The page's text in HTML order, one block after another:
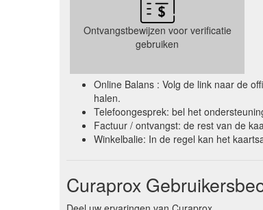
Ontvangstbewijzen voor verificatie
gebruiken
Online Balans : Volg de link naar de
halen.
Telefoongesprek: bel het
Factuur / ontvangst: de rest van de
Winkelbalie: In de regel kan het
Curaprox